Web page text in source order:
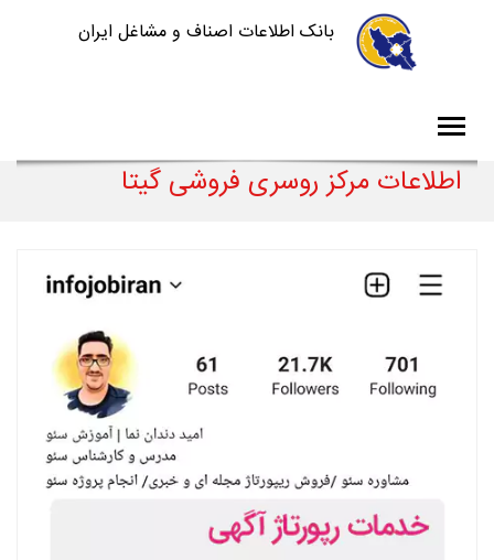
بانک اطلاعات اصناف و مشاغل ایران
اطلاعات مرکز روسری فروشی گیتا